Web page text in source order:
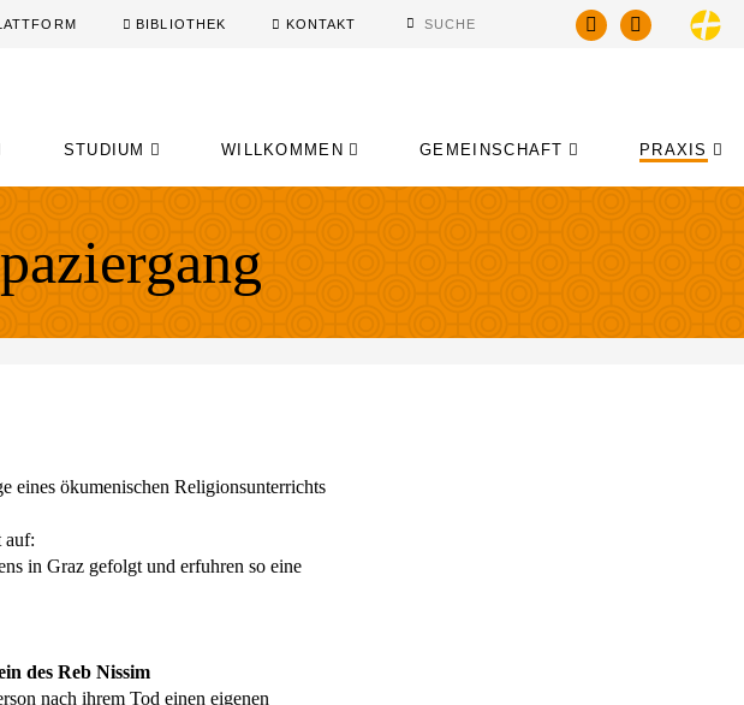
BIBLIOTHEK KONTAKT
STUDIUM WILLKOMMEN GEMEINSCHAFT PRAXIS
eines ökumenischen Religionsunterrichts
auf:
in Graz gefolgt und erfuhren so eine
des Reb Nissim
nach ihrem Tod einen eigenen